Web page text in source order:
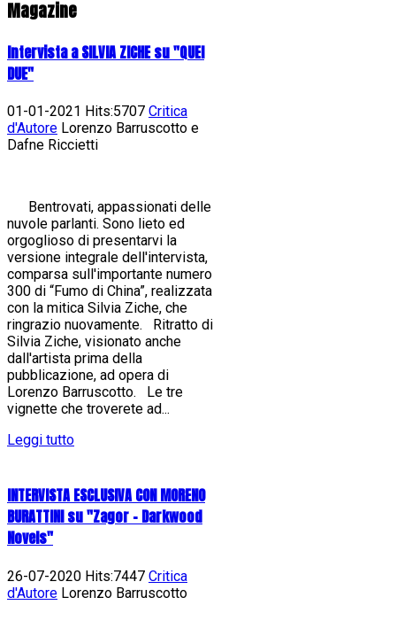
Magazine
Intervista a SILVIA ZICHE su "QUEI
DUE"
01-01-2021 Hits:5707 Critica
d'Autore Lorenzo Barruscotto e
Dafne Riccietti
Bentrovati, appassionati delle
nuvole parlanti. Sono lieto ed
orgoglioso di presentarvi la
versione integrale dell'intervista,
comparsa sull'importante numero
300 di “Fumo di China”, realizzata
con la mitica Silvia Ziche, che
ringrazio nuovamente. Ritratto di
Silvia Ziche, visionato anche
dall'artista prima della
pubblicazione, ad opera di
Lorenzo Barruscotto. Le tre
vignette che troverete ad...
Leggi tutto
INTERVISTA ESCLUSIVA CON MORENO
BURATTINI su "Zagor - Darkwood
Novels"
26-07-2020 Hits:7447 Critica
d'Autore Lorenzo Barruscotto